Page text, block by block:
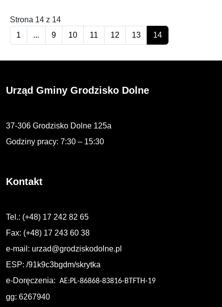
Strona 14 z 14
1
... 9 10 11 12 13 14
Urząd Gminy Grodzisko Dolne
37-306 Grodzisko Dolne 125a
Godziny pracy: 7:30 – 15:30
Kontakt
Tel.: (+48) 17 242 82 65
Fax: (+48) 17 243 60 38
e-mail: urzad@grodziskodolne.pl
ESP: /91k9c3bgdm/skrytka
e-Doręczenia: AE:PL-86868-83816-BTFTH-19
gg: 6267940